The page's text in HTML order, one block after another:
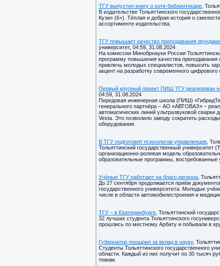
ТГУ выпустил книгу о коте-библиотекаре ,
В издательстве Тольяттинского
Кузи» (6+). Тёплая и добрая история о
ассортименте издательства.
ТГУ повышает качество преподавания
университет, 04:59, 31.08.2024
На комиссии Минобрнауки России
программу повышения качества
привлечь молодых специалистов, повысить
акцент на разработку современного
Первый крупный проект ПИШ ТГУ реализован
04:59, 31.08.2024
Передовая инженерная школа (ПИШ)
генерального партнёра – АО «АВТОВАЗ» –
автоматических линий ультразвуковой сварки
Vesta. Это позволило заводу сократить
оборудования.
В ТГУ подготовят психологов-управленцев ,
Тольяттинский государственный
организационно-ролевая модель
образовательные программы, востребованные
Учёные ТГУ работают на благо региона ,
До 27 сентября продолжается приём
государственного университета. Молодые
числе в области автомобилестроения и
ТГУ – в Екатеринбурге , Тольяттинский
32 лучших студента Тольяттинского
прошлись по местному Арбату и побывали в
Губернатор поощрил за вклад в науку,
Студенты Тольяттинского государственного
области. Каждый из них получит по 30 тысяч
темам.